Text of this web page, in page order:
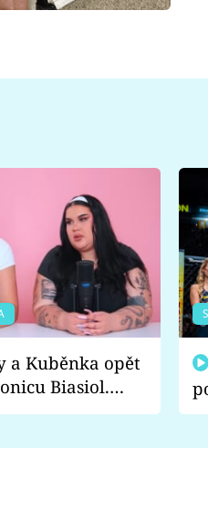
a Kuběnka opět
Biasiol.
nich falešná a